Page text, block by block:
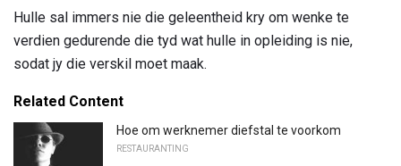
Hulle sal immers nie die geleentheid kry om wenke te
verdien gedurende die tyd wat hulle in opleiding is nie,
sodat jy die verskil moet maak.
Related Content
Hoe om werknemer diefstal te voorkom
RESTAURANTING